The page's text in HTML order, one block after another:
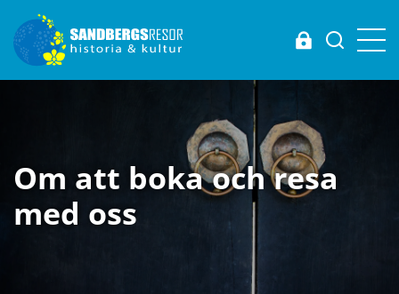
Login
Om att boka och resa
med oss